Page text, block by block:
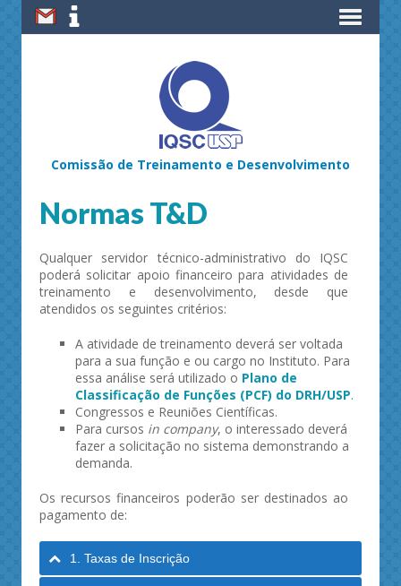
Comissão de Treinamento e Desenvolvimento
Normas T&D
Qualquer servidor técnico-administrativo do IQSC
poderá solicitar apoio financeiro para atividades de
treinamento e desenvolvimento, desde que
atendidos os seguintes critérios:
A atividade de treinamento deverá ser voltada
para a sua função e ou cargo no Instituto. Para
essa análise será utilizado o Plano de
Classificação de Funções (PCF) do DRH/USP.
Congressos e Reuniões Científicas.
Para cursos in company, o interessado deverá
fazer a solicitação no sistema demonstrando a
demanda.
Os recursos financeiros poderão ser destinados ao
pagamento de:
1. Taxas de Inscrição